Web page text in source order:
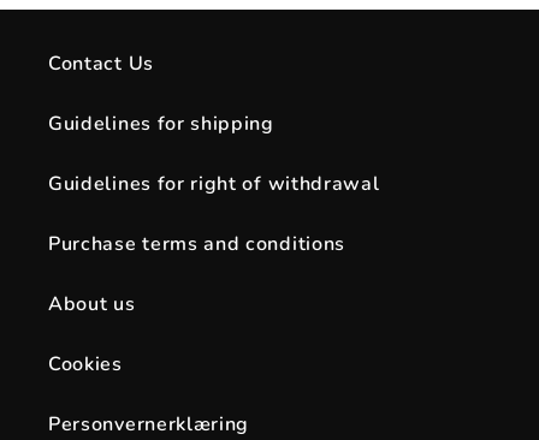
Contact Us
Guidelines for shipping
Guidelines for right of withdrawal
Purchase terms and conditions
About us
Cookies
Personvernerklæring